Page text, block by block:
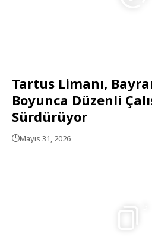
Tartus Limanı,
Boyunca Düzenli
Sürdürüyor
Mayıs 31, 2026